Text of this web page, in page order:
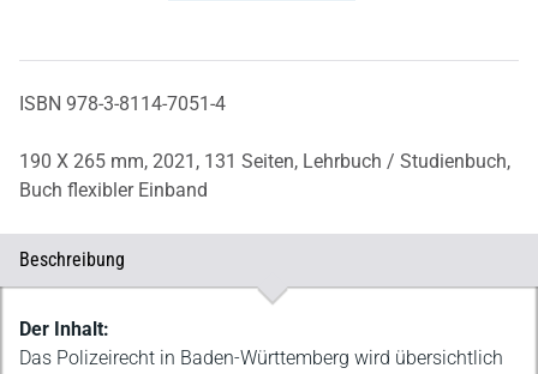
ISBN 978-3-8114-7051-4
190 X 265 mm, 2021, 131 Seiten, Lehrbuch / Studienbuch,
Buch flexibler Einband
Beschreibung
Beschreibung
Der Inhalt:
Das Polizeirecht in Baden-Württemberg wird übersichtlich